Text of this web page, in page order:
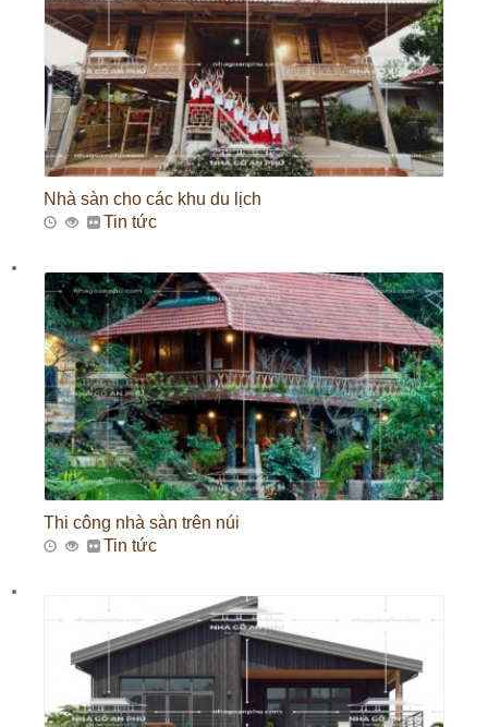
Nhà sàn cho các khu du lịch
Tin tức
Thi công nhà sàn trên núi
Tin tức